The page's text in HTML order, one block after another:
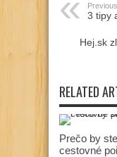
3 tipy
Hej.sk
RELATED
Prečo by
cestovné